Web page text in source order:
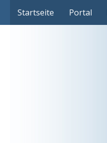
Startseite Portal